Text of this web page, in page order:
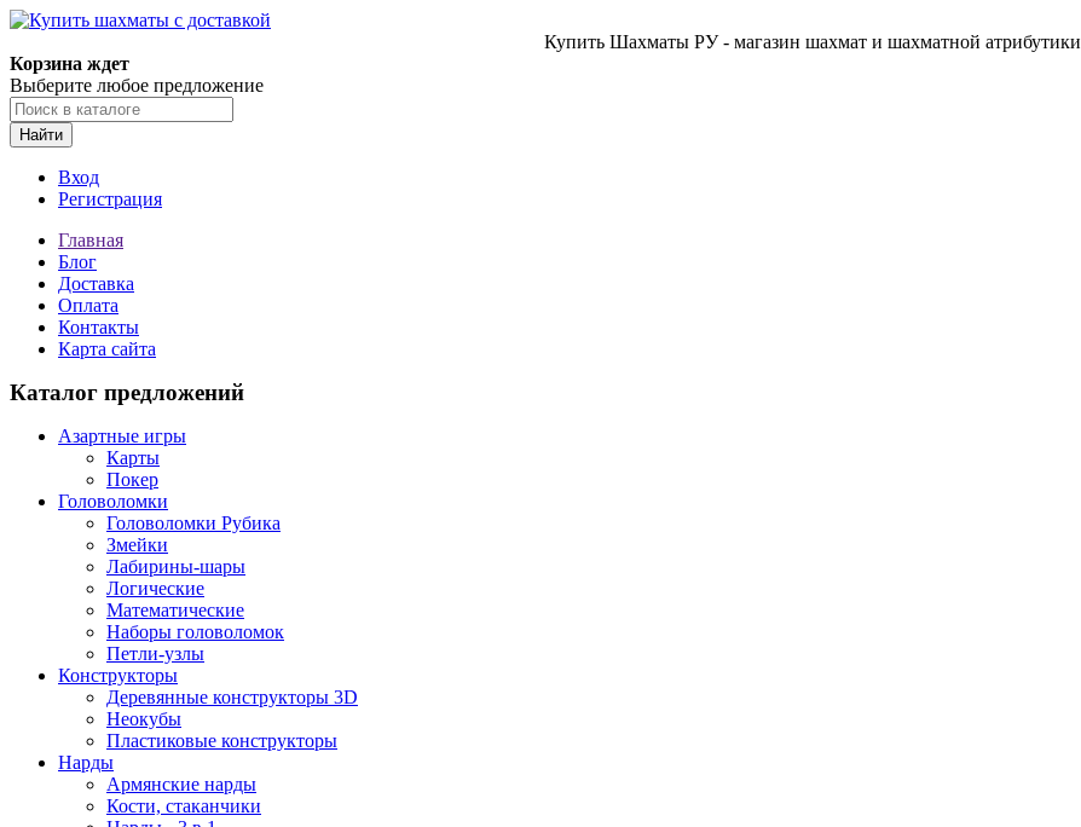
Купить Шахматы РУ - магазин шахмат и шахматной атрибутики
Корзина ждет
Выберите любое предложение
Найти
Вход
Регистрация
Главная
Блог
Доставка
Оплата
Контакты
Карта сайта
Каталог предложений
Азартные игры
Карты
Покер
Головоломки
Головоломки Рубика
Змейки
Лабирины-шары
Логические
Математические
Наборы головоломок
Петли-узлы
Конструкторы
Деревянные конструкторы 3D
Неокубы
Пластиковые конструкторы
Нарды
Армянские нарды
Кости, стаканчики